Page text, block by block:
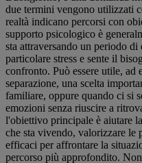
due termini vengono utilizzati
realtà indicano percorsi con
supporto psicologico è
sta attraversando un periodo
particolare stress e sente il
confronto. Può essere utile, ad
separazione, una scelta
familiare, oppure quando ci si
emozioni senza riuscire a
l'obiettivo principale è aiutare
che sta vivendo, valorizzare le
efficaci per affrontare la
percorso più approfondito.